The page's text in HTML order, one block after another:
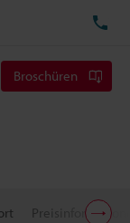
Broschüren